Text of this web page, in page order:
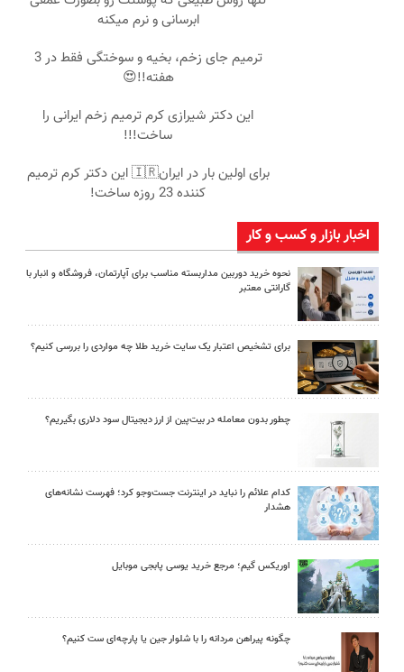
ابرسانی و نرم میکنه
ترمیم جای زخم، بخیه و سوختگی فقط در 3
هفته!!😍
این دکتر شیرازی کرم ترمیم زخم ایرانی را
ساخت!!!
برای اولین بار در ایران🇮🇷 این دکتر کرم ترمیم
کننده 23 روزه ساخت!
اخبار بازار و کسب و کار
نحوه خرید دوربین مداربسته مناسب برای آپارتمان، فروشگاه و انبار با
گارانتی معتبر
برای تشخیص اعتبار یک سایت خرید طلا چه مواردی را بررسی کنیم؟
چطور بدون معامله در بیت‌پین از ارز دیجیتال سود دلاری بگیریم؟
کدام علائم را نباید در اینترنت جست‌وجو کرد؛ فهرست نشانه‌های
هشدار
اوریکس گیم؛ مرجع خرید یوسی پابجی موبایل
چگونه پیراهن مردانه را با شلوار جین یا پارچه‌ای ست کنیم؟